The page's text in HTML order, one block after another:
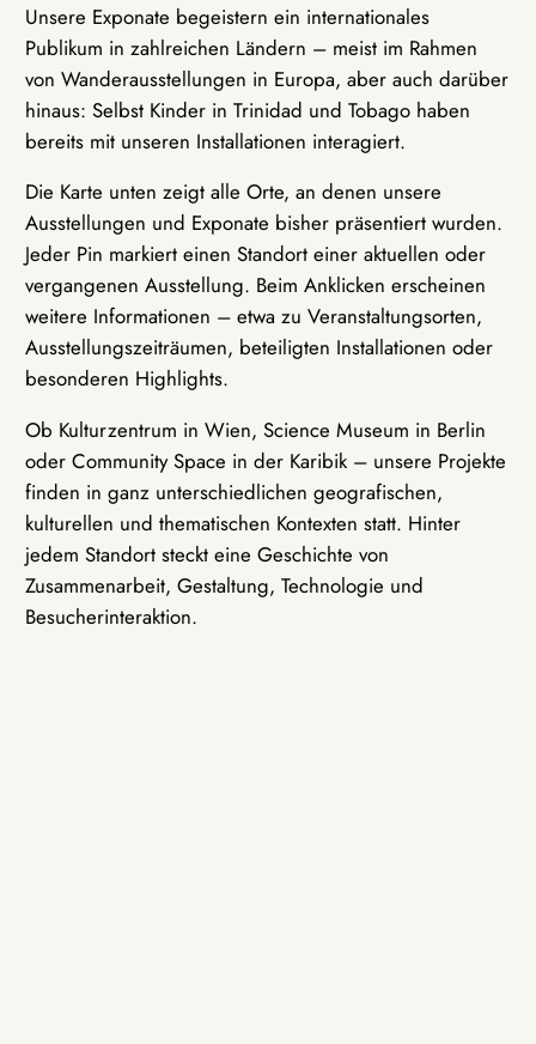
Unsere Exponate begeistern ein internationales
Publikum in zahlreichen Ländern – meist im Rahmen
von Wanderausstellungen in Europa, aber auch darüber
hinaus: Selbst Kinder in Trinidad und Tobago haben
bereits mit unseren Installationen interagiert.
Die Karte unten zeigt alle Orte, an denen unsere
Ausstellungen und Exponate bisher präsentiert wurden.
Jeder Pin markiert einen Standort einer aktuellen oder
vergangenen Ausstellung. Beim Anklicken erscheinen
weitere Informationen – etwa zu Veranstaltungsorten,
Ausstellungszeiträumen, beteiligten Installationen oder
besonderen Highlights.
Ob Kulturzentrum in Wien, Science Museum in Berlin
oder Community Space in der Karibik – unsere Projekte
finden in ganz unterschiedlichen geografischen,
kulturellen und thematischen Kontexten statt. Hinter
jedem Standort steckt eine Geschichte von
Zusammenarbeit, Gestaltung, Technologie und
Besucherinteraktion.